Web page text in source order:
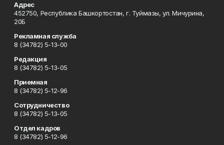
Адрес
452750, Республика Башкортостан, г. Туймазы, ул. Мичурина,
20Б
Рекламная служба
8 (34782) 5-13-00
Редакция
8 (34782) 5-13-05
Приемная
8 (34782) 5-12-96
Сотрудничество
8 (34782) 5-13-05
Отдел кадров
8 (34782) 5-12-96